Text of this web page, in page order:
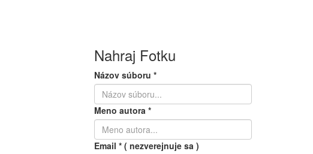
Nahraj Fotku
Názov súboru*
Meno autora*
Email* ( nezverejnuje sa )